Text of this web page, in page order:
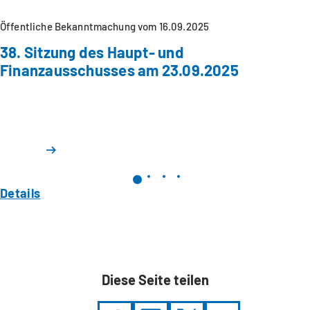
Öffentliche Bekanntmachung vom 16.09.2025
38. Sitzung des Haupt- und
Finanzausschusses am 23.09.2025
Details
Diese Seite teilen